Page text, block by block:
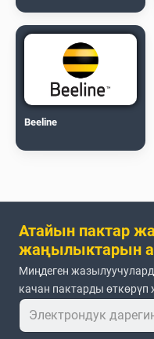
Beeline
Атайын пактар
жаңылыктарын
Миңдеген
качан пактарды өткөрүп